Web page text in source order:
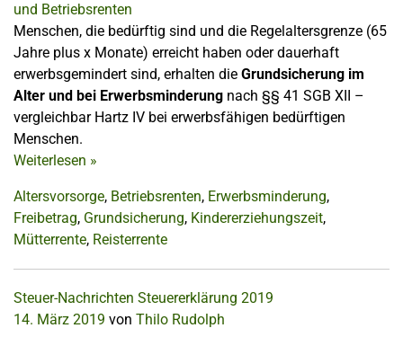
Menschen, die bedürftig sind und die Regelaltersgrenze (65
Jahre plus x Monate) erreicht haben oder dauerhaft
erwerbsgemindert sind, erhalten die Grundsicherung im
Alter und bei Erwerbsminderung nach §§ 41 SGB XII –
vergleichbar Hartz IV bei erwerbsfähigen bedürftigen
Menschen.
Weiterlesen »
Altersvorsorge, Betriebsrenten, Erwerbsminderung,
Freibetrag, Grundsicherung, Kindererziehungszeit,
Mütterrente, Reisterrente
Steuer-Nachrichten Steuererklärung 2019
14. März 2019 von Thilo Rudolph